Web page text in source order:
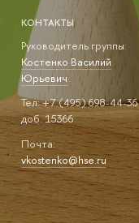
КОНТАКТЫ
Руководитель группы:
Костенко Василий
Юрьевич
Тел: +7 (495) 698-44-36
доб. 15366
Почта:
vkostenko@hse.ru